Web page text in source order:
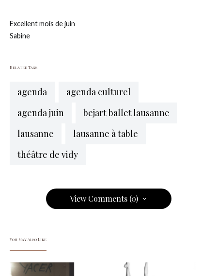
Excellent mois de juin
Sabine
Related Tags
agenda
agenda culturel
agenda juin
bejart ballet lausanne
lausanne
lausanne à table
théâtre de vidy
View Comments (0)
You May Also Like